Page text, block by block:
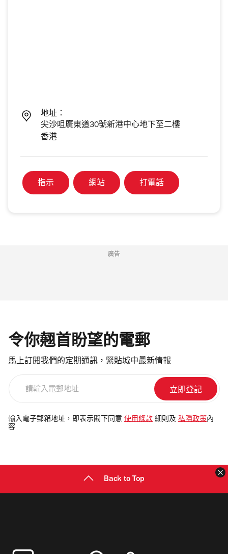
地址：
尖沙咀廣東道30號新港中心地下至二樓
香港
指示 網站 打電話
廣告
令你翹首盼望的電郵
馬上訂閱我們的定期通訊，緊貼城中最新情報
電
郵
輸入電子郵箱地址，即表示閣下同意 使用條款 細則及 私隱政策 內
容
Back to Top